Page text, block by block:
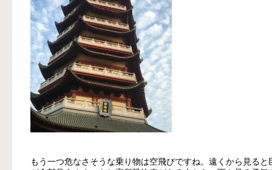
もう一つ危なさそうな乗り物は空飛びですね。遠くから見る